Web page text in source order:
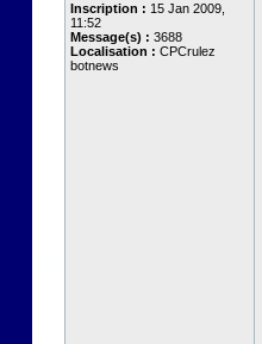
Inscription : 15 Jan 2009,
11:52
Message(s) : 3688
Localisation : CPCrulez
botnews